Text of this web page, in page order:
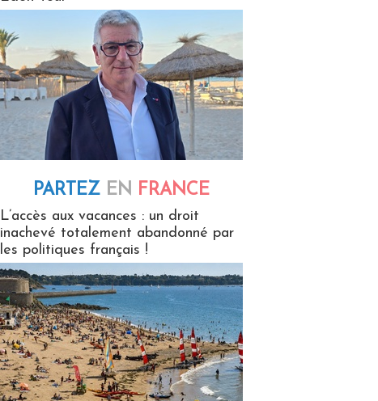
PARTEZ EN FRANCE
L’accès aux vacances : un droit
inachevé totalement abandonné par
les politiques français !